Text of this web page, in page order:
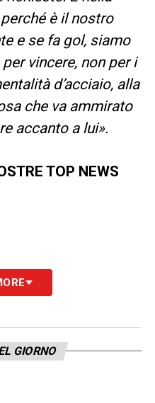
è il nostro
e se fa gol, siamo
vincere, non per i
d’acciaio, alla
che va ammirato
accanto a lui».
TOP NEWS
GIORNO